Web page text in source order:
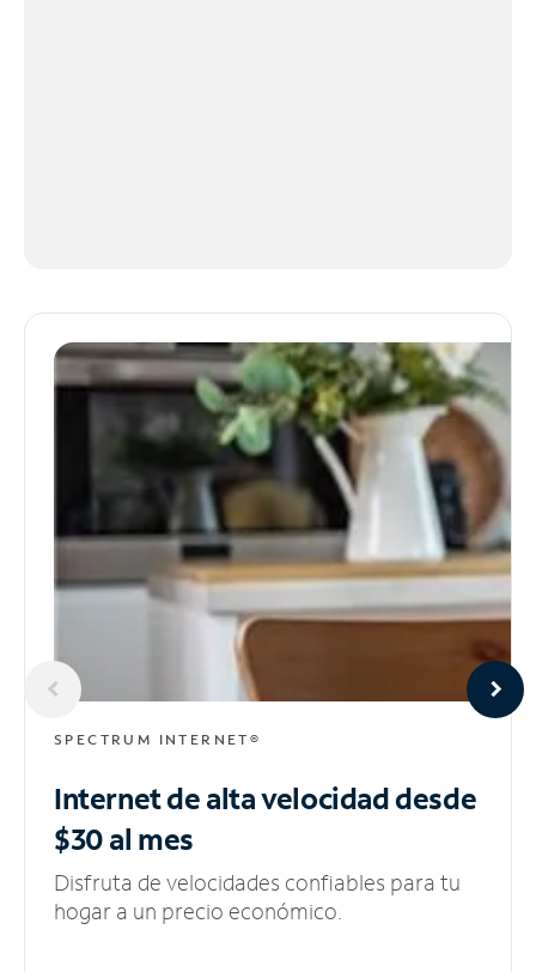
SPECTRUM INTERNET®
Internet de alta velocidaddesde
$30 al mes
Disfruta de velocidades confiables para tu
hogar a un precio económico.